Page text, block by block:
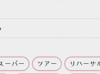
ーパー ツアー
リハーサ